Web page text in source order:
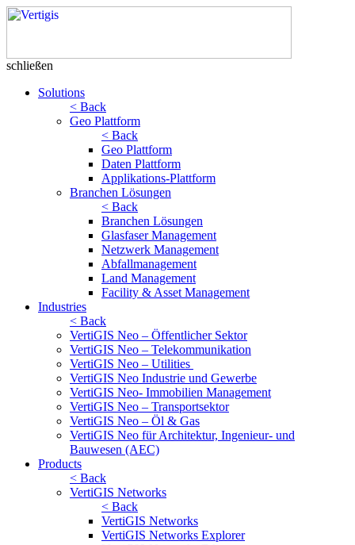
schließen
Solutions
< Back
Geo Plattform
< Back
Geo Plattform
Daten Plattform
Applikations-Plattform
Branchen Lösungen
< Back
Branchen Lösungen
Glasfaser Management
Netzwerk Management
Abfallmanagement
Land Management
Facility & Asset Management
Industries
< Back
VertiGIS Neo – Öffentlicher Sektor
VertiGIS Neo – Telekommunikation
VertiGIS Neo – Utilities
VertiGIS Neo Industrie und Gewerbe
VertiGIS Neo- Immobilien Management
VertiGIS Neo – Transportsektor
VertiGIS Neo – Öl & Gas
VertiGIS Neo für Architektur, Ingenieur- und
Bauwesen (AEC)
Products
< Back
VertiGIS Networks
< Back
VertiGIS Networks
VertiGIS Networks Explorer